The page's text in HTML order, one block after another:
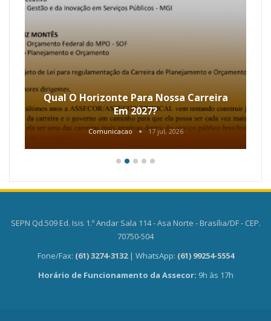
Qual O Horizonte Para Nossa Carreira
Em 2027?
Comunicacao 17 jul, 2026
SEPN Qd.509 Ed. Isis 1.º Andar Sala 114 - Asa Norte - Brasília/DF - CEP.
70750-504
Fone/Fax: (61) 3274-3132 | WhatsApp: (61) 99254-5554
Horário de Funcionamento da Assecor: 9h às 17h